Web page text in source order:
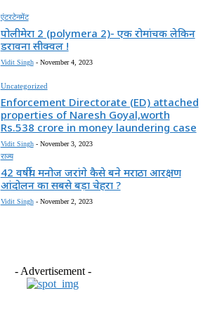
एंटरटेनमेंट
पोलीमेरा 2 (polymera 2)- एक रोमांचक लेकिन
डरावना सीक्वल !
Vidit Singh - November 4, 2023
Uncategorized
Enforcement Directorate (ED) attached
properties of Naresh Goyal,worth
Rs.538 crore in money laundering case
Vidit Singh - November 3, 2023
राज्य
42 वर्षीय मनोज जरांगे कैसे बने मराठा आरक्षण
आंदोलन का सबसे बड़ा चेहरा ?
Vidit Singh - November 2, 2023
- Advertisement -